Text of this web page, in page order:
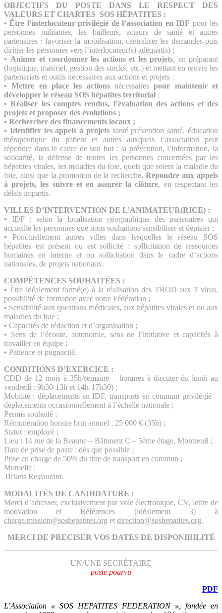
OBJECTIFS DU POSTE DANS LE RESPECT DES
VALEURS ET CHARTES SOS HÉPATITES :
• Être l’interlocuteur privilégié de l’association en IDF pour les
personnes militantes, les bailleurs, acteurs de santé et autres
partenaires : favoriser la mobilisation, centraliser les demandes puis
diriger les personnes vers l’interlocuteur(s) adéquat(s) ;
• Animer et coordonner les actions et les projets, en préparant
(logistique, matériel, gestion des stocks, etc.) et mettant en œuvre les
partenariats et outils nécessaires aux actions et projets ;
•
Mettre en place les actionsnécessaires pour maintenir et
développer le réseau SOS hépatites territorial ;
• Réaliser les comptes rendus, l’évaluation des actions et des
projets et proposer des évolutions ;
• Rechercher des financements locaux ;
• Identifier les appels à projetssanté prévention santé, éducation
thérapeutique du patient et autres auxquels l’association peut
répondre dans le cadre de son but : la prévention, l’information, la
solidarité, la défense de toutes les personnes concernées par les
hépatites virales, les maladies du foie, quels que soient la maladie du
foie, ainsi que la promotion de la recherche.Répondre aux appels
à projets, les suivre et en assurer la clôture, en respectant les
délais impartis.
VILLES D’INTERVENTION DE L’ANIMATEUR(RICE) :
• IDF : selon la localisation géographique des partenaires qui
accueille les personnes que nous souhaitons sensibiliser et dépister ;
• Ponctuellement autres villes dans lesquelles le réseau SOS
hépatites est présent ou est sollicité : sollicitation de ressources
humaines en interne et ou sollicitation dans le cadre d’actions
nationales, de projets nationaux.
COMPÉTENCES SOUHAITÉES :
• Être idéalement formé(e) à la réalisation des TROD aux 3 virus,
possibilité de formation avec notre Fédération ;
• Sensibilité aux questions médicales, aux hépatites virales et ou aux
maladies du foie ;
• Capacités de rédaction et d’organisation ;
• Sens de l’écoute, autonomie, sens de l’initiative et capacités à
travailler en équipe ;
• Patience et pugnacité.
CONDITIONS D’EXERCICE :
CDD de 12 mois à 35h/semaine – horaires à discuter du lundi au
vendredi : 9h30-13h et 14h-17h30) ;
Mobilité : déplacements en IDF, transports en commun privilégié –
déplacements occasionnellement à l’échelle nationale ;
Permis souhaité ;
Rémunération horaire brut annuel : 25 000 € (35h) ;
Statut : employé ;
Lieu : 14 rue de la Beaune – Bâtiment C – 5ème étage, Montreuil ;
Date de prise de poste : dès que possible ;
Prise en charge de 50% du titre de transport en commun ;
Mutuelle ;
Tickets Restaurant.
MODALITÉS DE CANDIDATURE :
Merci d’adresser, exclusivement par voie électronique, CV, lettre de
motivation et Références (idéalement 3) à
charge.mission@soshepatites.org et direction@soshepatites.org.
MERCI DE PRECISER VOS DATES DE DISPONIBILITÉ
UN/UNE SECRÉTAIRE
poste pourvu
PDF
L’Association « SOS HEPATITES FEDERATION », fondée en